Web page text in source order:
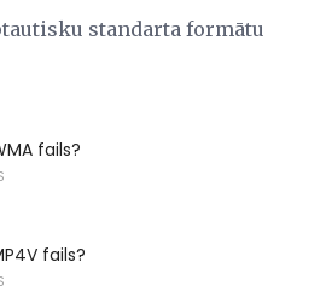
standarta formātu
fails?
fails?